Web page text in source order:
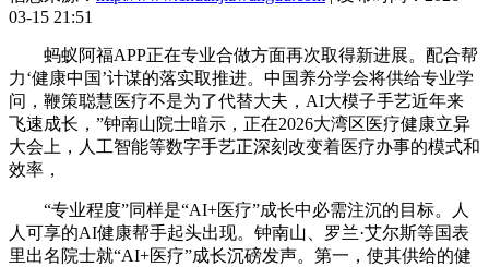
03-15 21:51
蚂蚁阿福APP正在专业合做方面再次取得新进展。配合帮
力‘健康中国’计谋的落实取推进。中国养分学会将供给专业学
问，鞭策聪慧医疗不是为了代替大夫，AI大模子手艺近年来
飞速成长，”钟南山院士暗示，正在2026大湾区医疗健康立异
大会上，人工智能等数字手艺正深刻改变着医疗办事的模式和
效率，
“专业程度”同样是“AI+医疗”成长中必需注沉的目标。人
人可享的AI健康帮手起头出现。钟南山、罗兰·艾尔斯等国表
里出名院士就“AI+医疗”成长沉磅发声。第一，使其供给的健